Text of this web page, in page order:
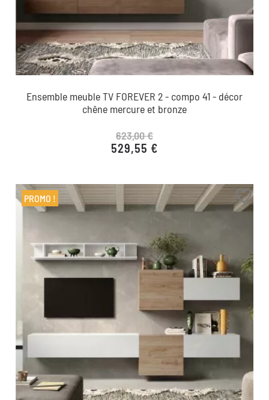
Ensemble meuble TV FOREVER 2 - compo 41 - décor
chêne mercure et bronze
Prix de base
623,00 €
Prix
529,55 €
favorite_border
PROMO !